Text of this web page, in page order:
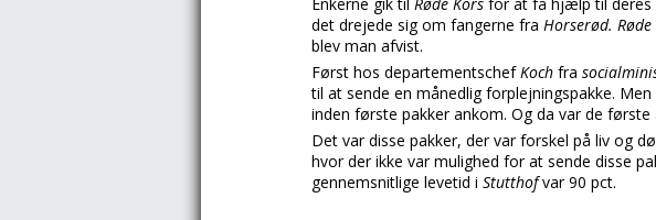
det drejede sig om fangerne fra Horserød.
blev man afvist.
Først hos departementschefKoch fra
til at sende en månedlig forplejningspakke. Men
inden første pakker ankom. Og da var de
Det var disse pakker, der var forskel på liv og
hvor der ikke var mulighed for at sende disse
gennemsnitlige levetid i Stutthofvar 90 pct.